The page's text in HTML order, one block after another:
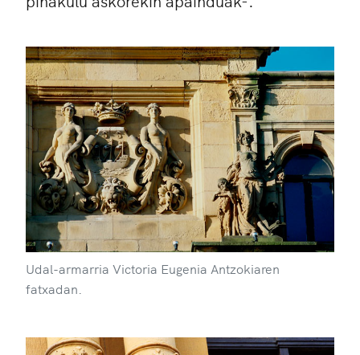
Udal-armarria Victoria Eugenia Antzokiaren
fatxadan.